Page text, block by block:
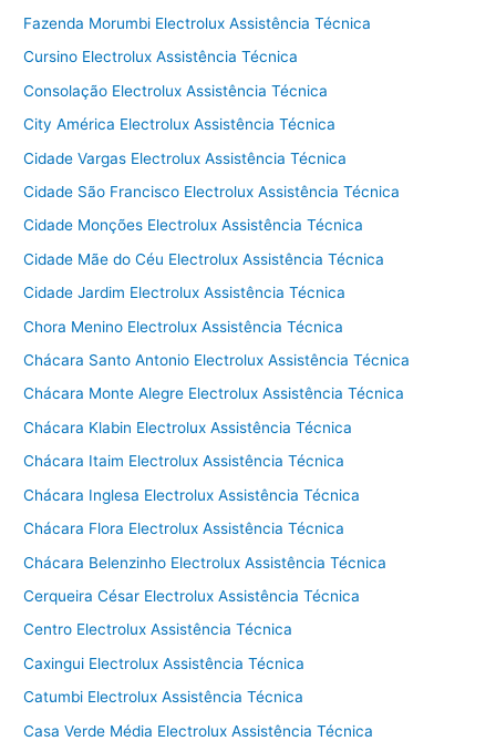
Fazenda Morumbi Electrolux Assistência Técnica
Cursino Electrolux Assistência Técnica
Consolação Electrolux Assistência Técnica
City América Electrolux Assistência Técnica
Cidade Vargas Electrolux Assistência Técnica
Cidade São Francisco Electrolux Assistência Técnica
Cidade Monções Electrolux Assistência Técnica
Cidade Mãe do Céu Electrolux Assistência Técnica
Cidade Jardim Electrolux Assistência Técnica
Chora Menino Electrolux Assistência Técnica
Chácara Santo Antonio Electrolux Assistência Técnica
Chácara Monte Alegre Electrolux Assistência Técnica
Chácara Klabin Electrolux Assistência Técnica
Chácara Itaim Electrolux Assistência Técnica
Chácara Inglesa Electrolux Assistência Técnica
Chácara Flora Electrolux Assistência Técnica
Chácara Belenzinho Electrolux Assistência Técnica
Cerqueira César Electrolux Assistência Técnica
Centro Electrolux Assistência Técnica
Caxingui Electrolux Assistência Técnica
Catumbi Electrolux Assistência Técnica
Casa Verde Média Electrolux Assistência Técnica